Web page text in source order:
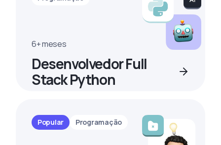
6+ meses
Desenvolvedor Full
Stack Python
Popular Programação